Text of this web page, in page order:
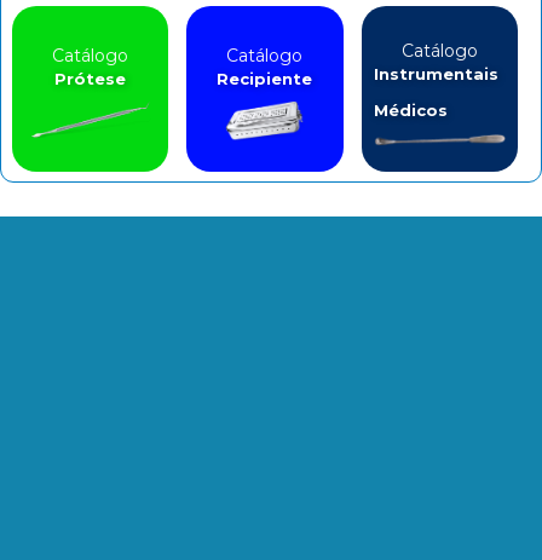
Catálogo
Prótese
Catálogo
Recipiente
Catálogo
Instrumentais
Médicos